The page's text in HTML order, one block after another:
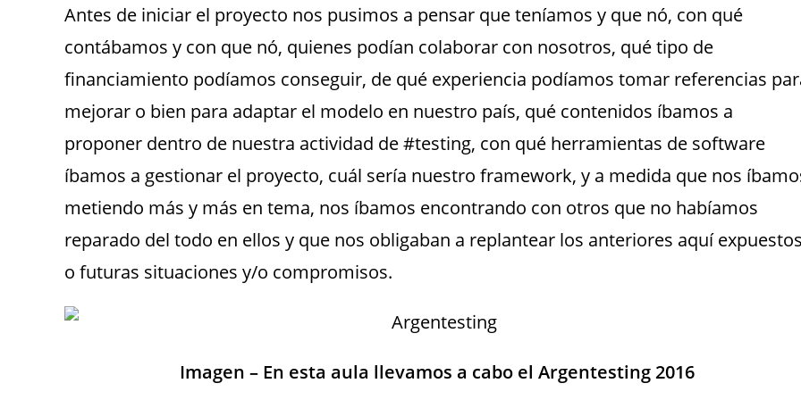
Antes de iniciar el proyecto nos pusimos a pensar que teníamos y que nó, con qué
contábamos y con que nó, quienes podían colaborar con nosotros, qué tipo de
financiamiento podíamos conseguir, de qué experiencia podíamos tomar referencias
mejorar o bien para adaptar el modelo en nuestro país, qué contenidos íbamos a
proponer dentro de nuestra actividad de #testing, con qué herramientas de software
íbamos a gestionar el proyecto, cuál sería nuestro framework, y a medida que nos
metiendo más y más en tema, nos íbamos encontrando con otros que no habíamos
reparado del todo en ellos y que nos obligaban a replantear los anteriores aquí expuestos
o futuras situaciones y/o compromisos.
Imagen – En esta aula llevamos a cabo el Argentesting 2016